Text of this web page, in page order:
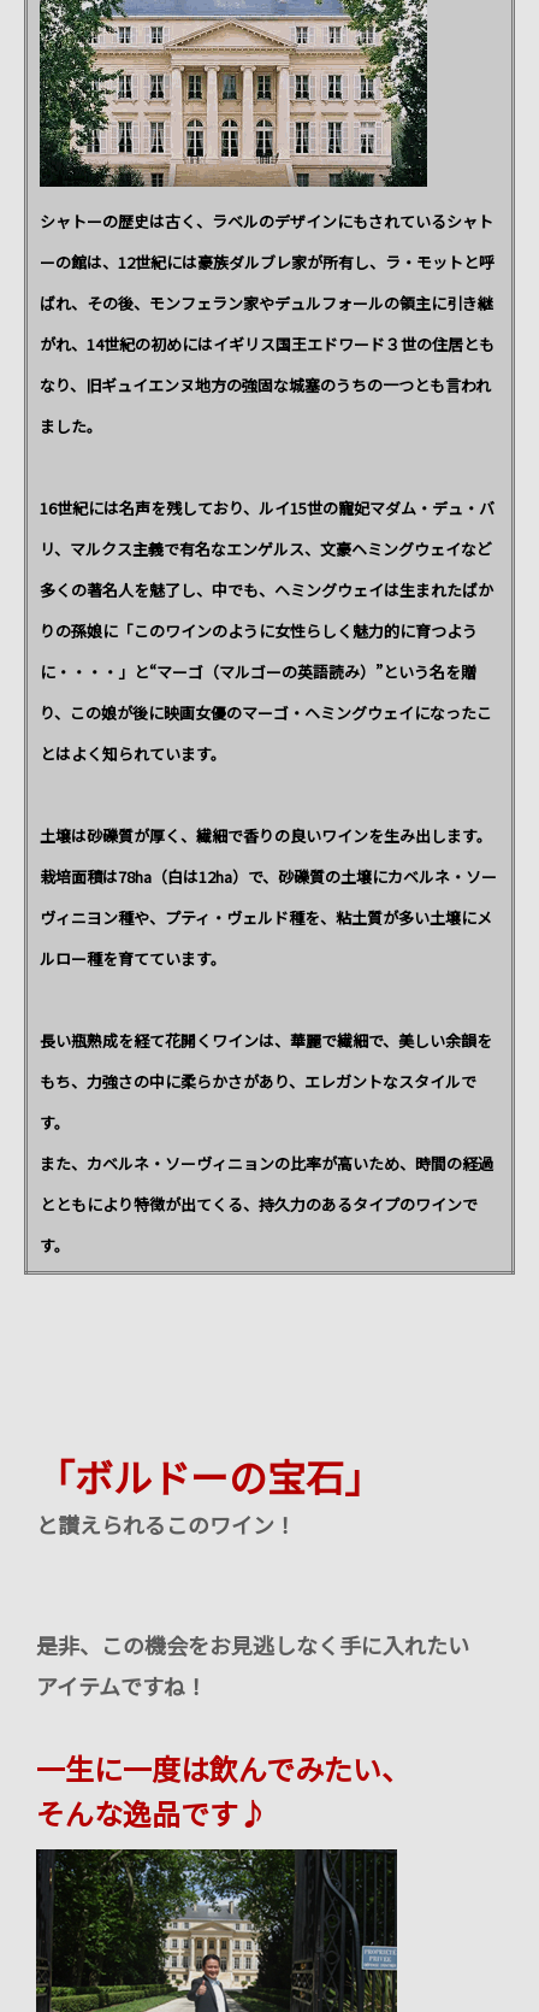
シャトーの歴史は古く、ラベルのデザインにもされているシャト
ーの館は、12世紀には豪族ダルブレ家が所有し、ラ・モットと呼
ばれ、その後、モンフェラン家やデュルフォールの領主に引き継
がれ、14世紀の初めにはイギリス国王エドワード３世の住居とも
なり、旧ギュイエンヌ地方の強固な城塞のうちの一つとも言われ
ました。
16世紀には名声を残しており、ルイ15世の寵妃マダム・デュ・バ
リ、マルクス主義で有名なエンゲルス、文豪ヘミングウェイなど
多くの著名人を魅了し、中でも、ヘミングウェイは生まれたばか
りの孫娘に「このワインのように女性らしく魅力的に育つよう
に・・・・」と“マーゴ（マルゴーの英語読み）”という名を贈
り、この娘が後に映画女優のマーゴ・ヘミングウェイになったこ
とはよく知られています。
土壌は砂礫質が厚く、繊細で香りの良いワインを生み出します。
栽培面積は78ha（白は12ha）で、砂礫質の土壌にカベルネ・ソー
ヴィニヨン種や、プティ・ヴェルド種を、粘土質が多い土壌にメ
ルロー種を育てています。
長い瓶熟成を経て花開くワインは、華麗で繊細で、美しい余韻を
もち、力強さの中に柔らかさがあり、エレガントなスタイルで
す。
また、カベルネ・ソーヴィニョンの比率が高いため、時間の経過
とともにより特徴が出てくる、持久力のあるタイプのワインで
す。
「ボルドーの宝石」
と讃えられるこのワイン！
是非、この機会をお見逃しなく手に入れたい
アイテムですね！
一生に一度は飲んでみたい、
そんな逸品です♪